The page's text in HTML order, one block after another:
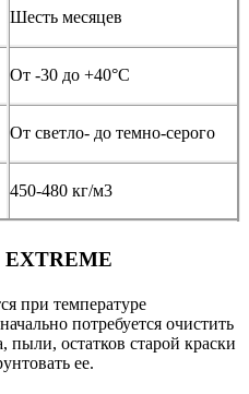
Шесть месяцев
От -30 до +40°С
От светло- до темно-серого
450-480 кг/м3
EXTREME
при температуре
потребуется очистить
пыли, остатков старой краски
ее.